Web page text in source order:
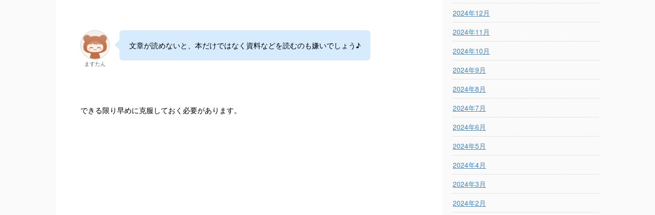
ますたん
文章が読めないと、本だけではなく資料などを読むのも嫌いでしょう♪
できる限り早めに克服しておく必要があります。
2024年12月
2024年11月
2024年10月
2024年9月
2024年8月
2024年7月
2024年6月
2024年5月
2024年4月
2024年3月
2024年2月